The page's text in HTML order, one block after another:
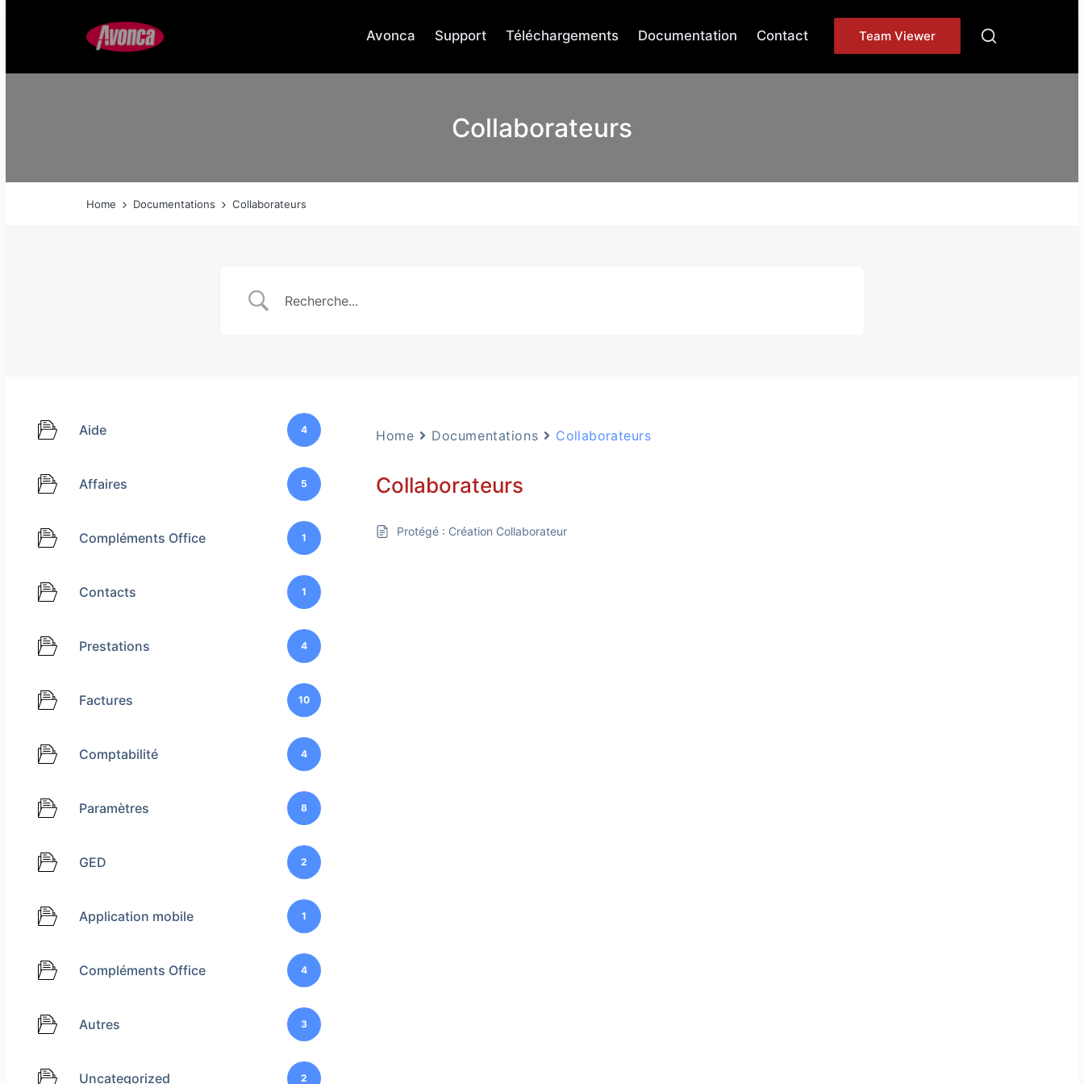
Avonca Support Téléchargements Documentation Contact Team Viewer
Collaborateurs
Home Documentations Collaborateurs
Aide 4
Affaires 5
Compléments Office 1
Contacts 1
Prestations 4
Factures 10
Comptabilité 4
Paramètres 8
GED 2
Application mobile 1
Compléments Office 4
Autres 3
Uncategorized 2
Home Documentations Collaborateurs
Collaborateurs
Protégé : Création Collaborateur